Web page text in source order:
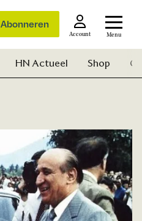
Abonneren
Account Menu
HN Actueel Shop